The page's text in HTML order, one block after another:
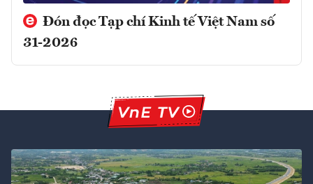
Đón đọc Tạp chí Kinh tế Việt Nam số
31-2026